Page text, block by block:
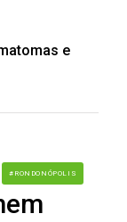
e
#RONDONÓPOLIS